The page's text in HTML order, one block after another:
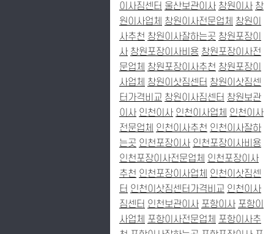
이사짐센터 울산보관이사 창원이사 창
원이사업체 창원이사전문업체 창원이
사추천 창원이사잘하는곳 창원포장이
사 창원포장이사비용 창원포장이사전
문업체 창원포장이사추천 창원포장이
사업체 창원이삿짐센터 창원이삿짐센
터가격비교 창원이사짐센터 창원보관
이사 인천이사 인천이사업체 인천이사
전문업체 인천이사추천 인천이사잘하
는곳 인천포장이사 인천포장이사비용
인천포장이사전문업체 인천포장이사
추천 인천포장이사업체 인천이삿짐센
터 인천이삿짐센터가격비교 인천이사
짐센터 인천보관이사 포항이사 포항이
사업체 포항이사전문업체 포항이사추